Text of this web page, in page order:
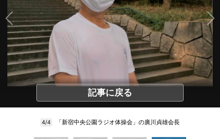
記事に戻る
4/4 「新宿中央公園ラジオ体操会」の廣川貞雄会長